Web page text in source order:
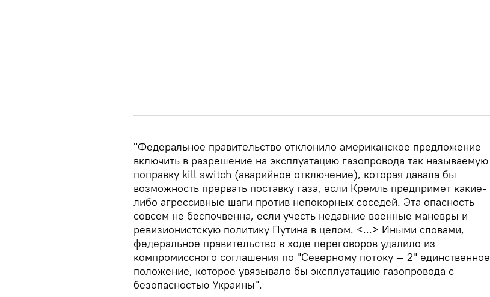
"Федеральное правительство отклонило американское предложение
включить в разрешение на эксплуатацию газопровода так называемую
поправку kill switch (аварийное отключение), которая давала бы
возможность прервать поставку газа, если Кремль предпримет какие-
либо агрессивные шаги против непокорных соседей. Эта опасность
совсем не беспочвенна, если учесть недавние военные маневры и
ревизионистскую политику Путина в целом. <...> Иными словами,
федеральное правительство в ходе переговоров удалило из
компромиссного соглашения по "Северному потоку — 2" единственное
положение, которое увязывало бы эксплуатацию газопровода с
безопасностью Украины".